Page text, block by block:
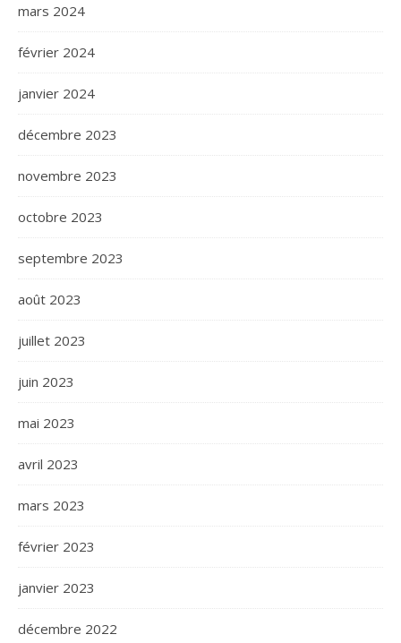
mars 2024
février 2024
janvier 2024
décembre 2023
novembre 2023
octobre 2023
septembre 2023
août 2023
juillet 2023
juin 2023
mai 2023
avril 2023
mars 2023
février 2023
janvier 2023
décembre 2022